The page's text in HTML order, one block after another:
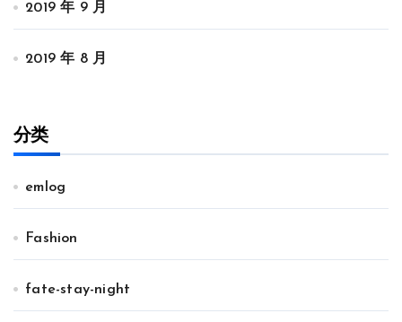
2019 年 9 月
2019 年 8 月
分类
emlog
Fashion
fate-stay-night